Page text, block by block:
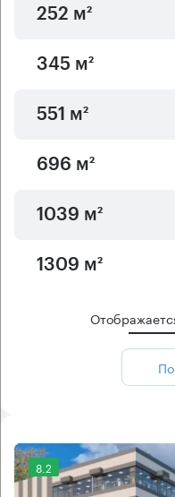
252 м²
345 м²
551 м²
696 м²
1039 м²
1309 м²
8.2